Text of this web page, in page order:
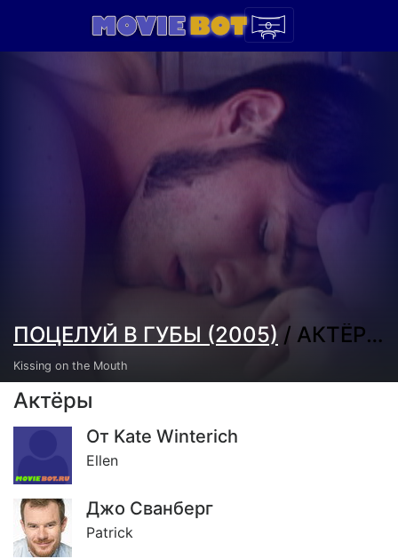
ПОЦЕЛУЙ В ГУБЫ (2005) / АКТЁРЫ И СОЗДАТЕЛИ
Kissing on the Mouth
Актёры
От Kate Winterich
Ellen
Джо Сванберг
Patrick